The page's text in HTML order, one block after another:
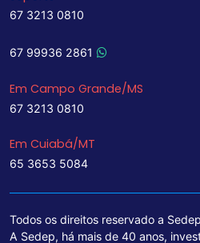
67 3213 0810
67 99936 2861
Em Campo Grande/MS
67 3213 0810
Em Cuiabá/MT
65 3653 5084
Todos os direitos reservado a
A Sedep, há mais de 40 anos,